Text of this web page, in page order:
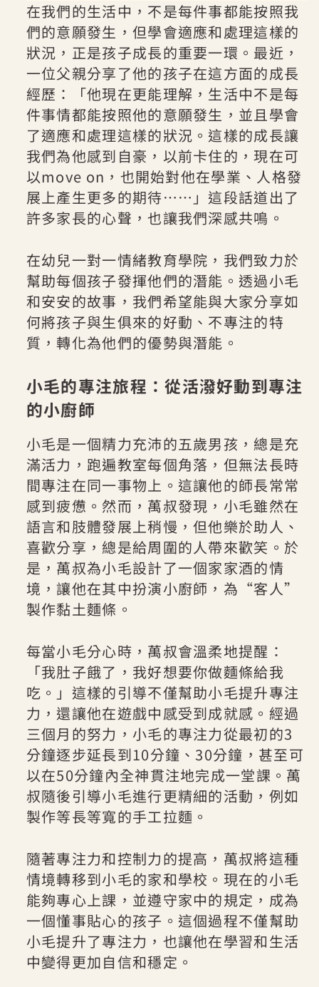
在我們的生活中，不是每件事都能按照我
們的意願發生，但學會適應和處理這樣的
狀況，正是孩子成長的重要一環。最近，
一位父親分享了他的孩子在這方面的成長
經歷：「他現在更能理解，生活中不是每
件事情都能按照他的意願發生，並且學會
了適應和處理這樣的狀況。這樣的成長讓
我們為他感到自豪，以前卡住的，現在可
以move on，也開始對他在學業、人格發
展上產生更多的期待……」這段話道出了
許多家長的心聲，也讓我們深感共鳴。
在幼兒一對一情緒教育學院，我們致力於
幫助每個孩子發揮他們的潛能。透過小毛
和安安的故事，我們希望能與大家分享如
何將孩子與生俱來的好動、不專注的特
質，轉化為他們的優勢與潛能。
小毛的專注旅程：從活潑好動到專注
的小廚師
小毛是一個精力充沛的五歲男孩，總是充
滿活力，跑遍教室每個角落，但無法長時
間專注在同一事物上。這讓他的師長常常
感到疲憊。然而，萬叔發現，小毛雖然在
語言和肢體發展上稍慢，但他樂於助人、
喜歡分享，總是給周圍的人帶來歡笑。於
是，萬叔為小毛設計了一個家家酒的情
境，讓他在其中扮演小廚師，為“客人”
製作黏土麵條。
每當小毛分心時，萬叔會溫柔地提醒：
「我肚子餓了，我好想要你做麵條給我
吃。」這樣的引導不僅幫助小毛提升專注
力，還讓他在遊戲中感受到成就感。經過
三個月的努力，小毛的專注力從最初的3
分鐘逐步延長到10分鐘、30分鐘，甚至可
以在50分鐘內全神貫注地完成一堂課。萬
叔隨後引導小毛進行更精細的活動，例如
製作等長等寬的手工拉麵。
隨著專注力和控制力的提高，萬叔將這種
情境轉移到小毛的家和學校。現在的小毛
能夠專心上課，並遵守家中的規定，成為
一個懂事貼心的孩子。這個過程不僅幫助
小毛提升了專注力，也讓他在學習和生活
中變得更加自信和穩定。